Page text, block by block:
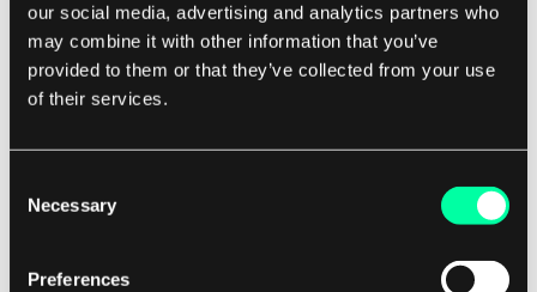
our social media, advertising and analytics partners who
may combine it with other information that you’ve
provided to them or that they’ve collected from your use
of their services.
Selection
Necessary
Preferences
samarbeide med et team av dyktige utviklere
som er dedikert til å levere høykvalitets
programvareløsninger på en tidsriktig og effektiv
I tillegg hjelper det nære samarbeidet og
utviklingsteamet å sikre at prosjektet holder seg